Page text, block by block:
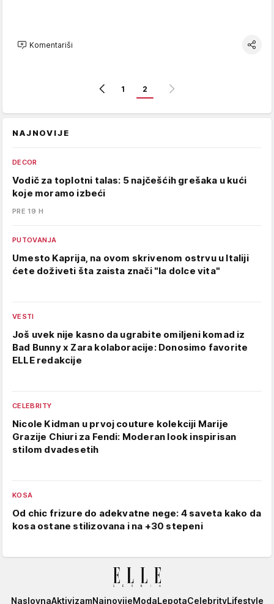
Komentariši
1 2
NAJNOVIJE
DECOR
Vodič za toplotni talas: 5 najčešćih grešaka u kući
koje moramo izbeći
PRE 19 H
PUTOVANJA
Umesto Kaprija, na ovom skrivenom ostrvu u Italiji
ćete doživeti šta zaista znači "la dolce vita"
VESTI
Još uvek nije kasno da ugrabite omiljeni komad iz
Bad Bunny x Zara kolaboracije: Donosimo favorite
ELLE redakcije
CELEBRITY
Nicole Kidman u prvoj couture kolekciji Marije
Grazije Chiuri za Fendi: Moderan look inspirisan
stilom dvadesetih
KOSA
Od chic frizure do adekvatne nege: 4 saveta kako da
kosa ostane stilizovana i na +30 stepeni
Elle
NaslovnaAktivizamNajnovijeModaLepotaCelebrityLifestyle